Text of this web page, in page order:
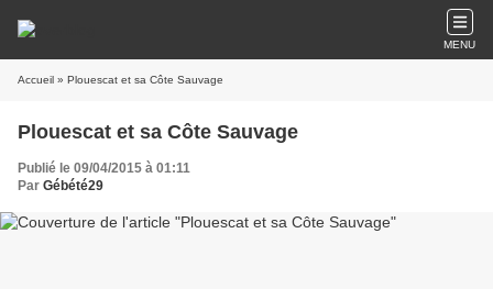
MENU
Accueil » Plouescat et sa Côte Sauvage
Plouescat et sa Côte Sauvage
Publié le 09/04/2015 à 01:11
Par Gébété29